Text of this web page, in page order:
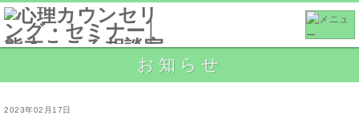
お知らせ
2023年02月17日